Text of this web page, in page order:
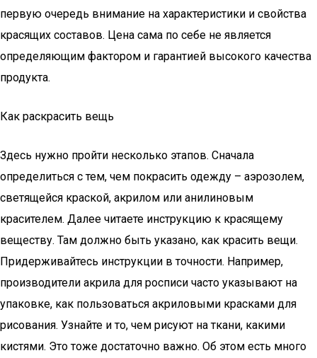
первую очередь внимание на характеристики и свойства
красящих составов. Цена сама по себе не является
определяющим фактором и гарантией высокого качества
продукта.
Как раскрасить вещь
Здесь нужно пройти несколько этапов. Сначала
определиться с тем, чем покрасить одежду – аэрозолем,
светящейся краской, акрилом или анилиновым
красителем. Далее читаете инструкцию к красящему
веществу. Там должно быть указано, как красить вещи.
Придерживайтесь инструкции в точности. Например,
производители акрила для росписи часто указывают на
упаковке, как пользоваться акриловыми красками для
рисования. Узнайте и то, чем рисуют на ткани, какими
кистями. Это тоже достаточно важно. Об этом есть много